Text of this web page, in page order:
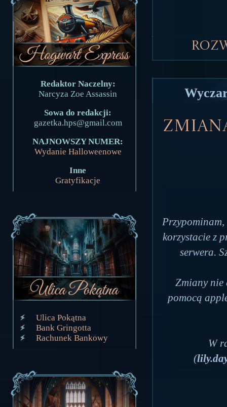
Redaktor Naczelny:
Narcyza Zoe Assassin
Sowa do redakcji:
gazetka.hps@gmail.com
NAJNOWSZY NUMER:
Wydanie Halloweenowe
Inne
Gratyfikacje
Ulica Pokątna
Bank Gringotta
Rachunek Bankowy
korzystacie z
serwera.
Zmiany nie
pomocą
W
(